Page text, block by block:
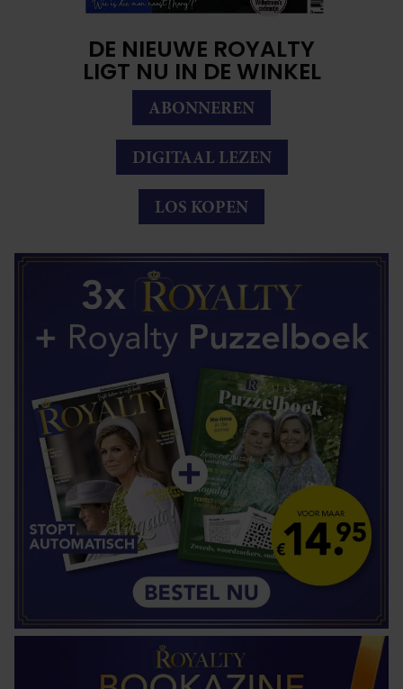
DE NIEUWE ROYALTY
LIGT NU IN DE WINKEL
ABONNEREN
DIGITAAL LEZEN
LOS KOPEN